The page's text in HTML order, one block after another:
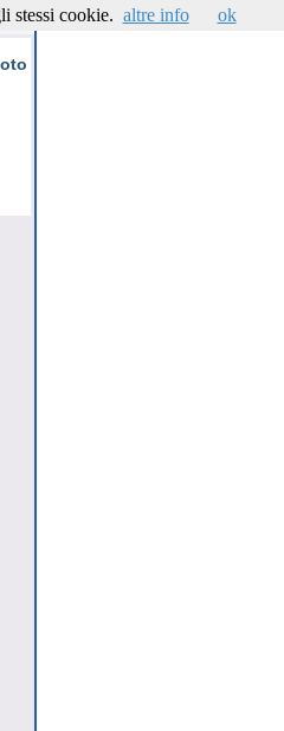
stessi cookie. altre info ok